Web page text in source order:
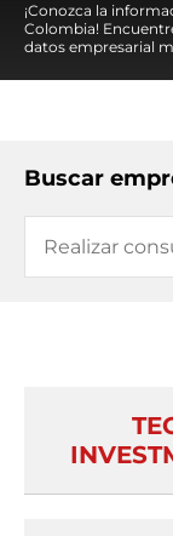
¡Conozca la
Colombia!
datos empresarial
Buscar